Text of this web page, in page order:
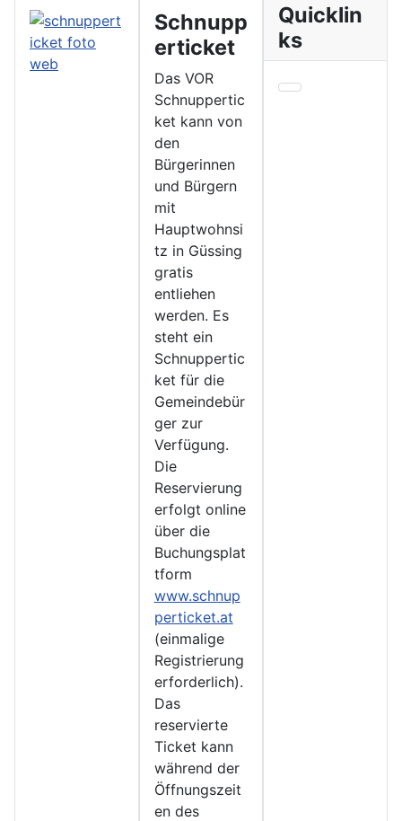
Schnupp
erticket
Das VOR
Schnuppertic
ket kann von
den
Bürgerinnen
und Bürgern
mit
Hauptwohnsi
tz in Güssing
gratis
entliehen
werden. Es
steht ein
Schnuppertic
ket für die
Gemeindebür
ger zur
Verfügung.
Die
Reservierung
erfolgt online
über die
Buchungsplat
tform
www.schnup
perticket.at
(einmalige
Registrierung
erforderlich).
Das
reservierte
Ticket kann
während der
Öffnungszeit
en des
Quicklin
ks